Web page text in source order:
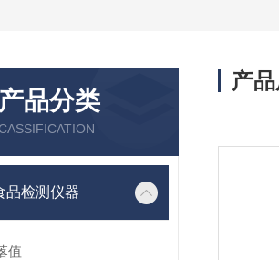
产品分类
品检测仪器
值
产